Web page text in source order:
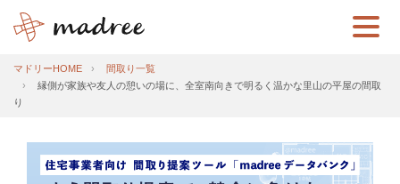
マドリーHOME
間取り一覧
縁側が家族や友人の憩いの場に、全室南向きで明るく温かな里山の平屋の間取
り